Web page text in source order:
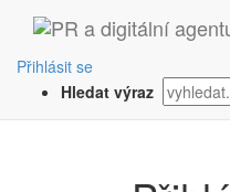
Přihlásit se
Hledat výraz